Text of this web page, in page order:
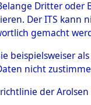
UN-
Dritter
Der ITS
gemacht
beispielsweiser
nicht
der Arolsen